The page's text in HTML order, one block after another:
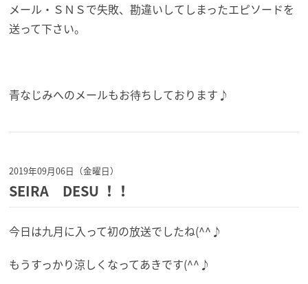
メール・ＳＮＳで失敗、勘違いしてしまったエピソードを
送って下さい。
青なじみへのメールもお待ちしております♪
2019年09月06日（金曜日）
SEIRA DESU ！！
今日は九月に入って初の放送でしたね(^^♪
もうすっかり涼しくなってあきです(^^♪